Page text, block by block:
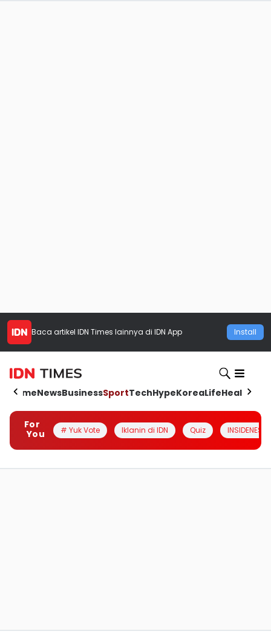
Baca artikel IDN Times lainnya di IDN App Install
HomeNewsBusinessSportTechHypeKoreaLifeHealth
For
You
# Yuk Vote Iklanin di IDN Quiz INSIDENESIA